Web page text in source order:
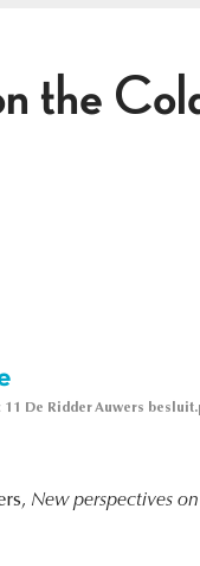
the
11 De Ridder Auwers
New perspectives